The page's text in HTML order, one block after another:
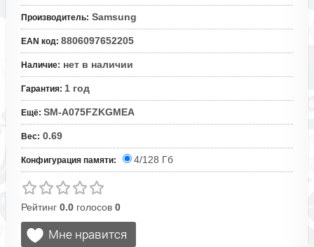
Производитель: Samsung
EAN код: 8806097652205
Наличие: нет в наличии
Гарантия: 1 год
Ещё: SM-A075FZKGMEA
Вес: 0.69
Конфигурация памяти: 4/128 Гб
Рейтинг 0.0голосов 0